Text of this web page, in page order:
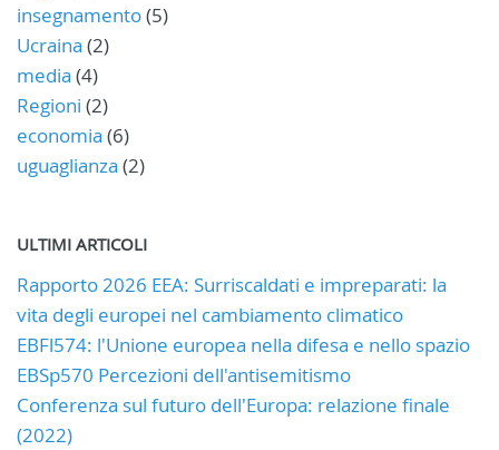
insegnamento(5)
Ucraina (2)
media (4)
Regioni (2)
economia (6)
uguaglianza (2)
ULTIMI ARTICOLI
Rapporto 2026 EEA: Surriscaldati e impreparati: la
vita degli europei nel cambiamento climatico
EBFl574: l'Unione europea nella difesa e nello spazio
EBSp570 Percezioni dell'antisemitismo
Conferenza sul futuro dell'Europa: relazione finale
(2022)